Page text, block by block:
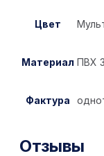
Цвет
Материал ПВХ
Фактура
Отзывы